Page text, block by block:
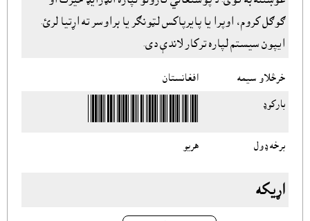
ګوګل کروم، اوپرا يا پايرپاکس لټونګر يا براوسر ته اړتيا لرئ.
اىپون سيستم لپاره ترکار لاندې دى.
خرڅلاو سيمه افغانستان
بارکوډ
برخه ډول هريو
اړيکه